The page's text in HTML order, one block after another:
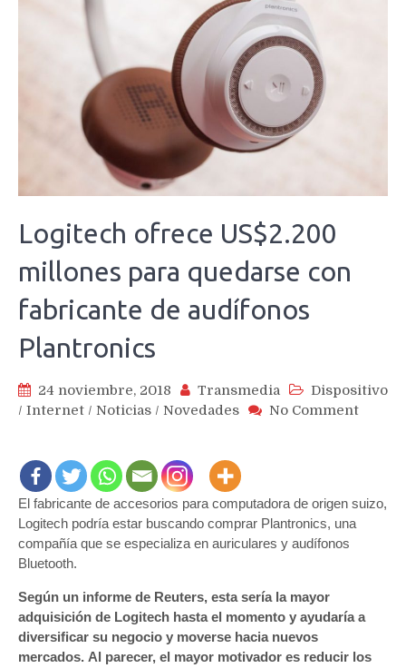
Logitech ofrece US$2.200
millones para quedarse con
fabricante de audífonos
Plantronics
24 noviembre, 2018 Transmedia
Dispositivo
/ Internet / Noticias / Novedades No Commenton
para
El fabricante de accesorios para computadora de origen suizo,
Logitech podría estar buscando comprar Plantronics, una
compañía que se especializa en auriculares y audífonos
Bluetooth.
Según un informe de Reuters, esta sería la mayor
adquisición de Logitech hasta el momento y ayudaría a
diversificar su negocio y moverse hacia nuevos
mercados. Al parecer, el mayor motivador es reducir los